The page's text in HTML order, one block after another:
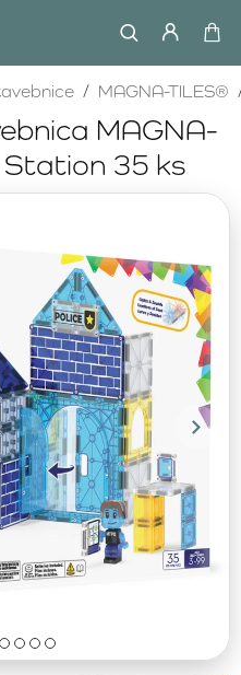
MAGNA-
35 ks
MAGNA-TILES®